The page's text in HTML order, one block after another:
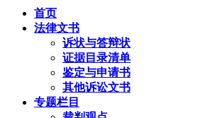
首页
法律文书
诉状与答辩状
证据目录清单
鉴定与申请书
其他诉讼文书
专题栏目